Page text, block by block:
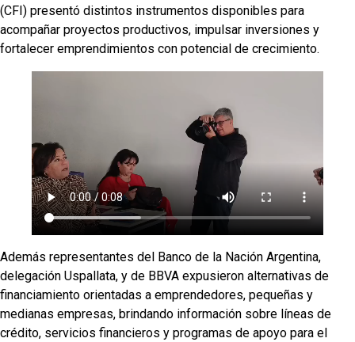
(CFI) presentó distintos instrumentos disponibles para
acompañar proyectos productivos, impulsar inversiones y
fortalecer emprendimientos con potencial de crecimiento.
Además representantes del Banco de la Nación Argentina,
delegación Uspallata, y de BBVA expusieron alternativas de
financiamiento orientadas a emprendedores, pequeñas y
medianas empresas, brindando información sobre líneas de
crédito, servicios financieros y programas de apoyo para el